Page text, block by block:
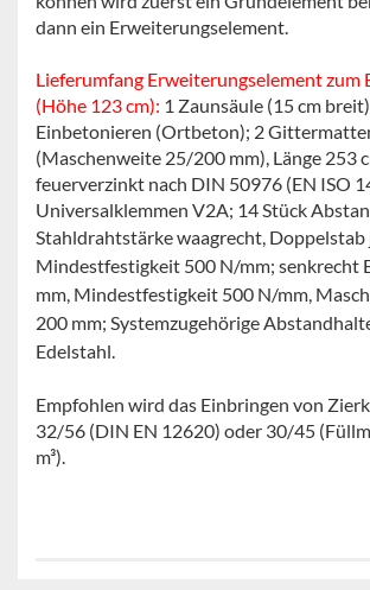
dann ein Erweiterungselement.
Lieferumfang Erweiterungselement zum
(Höhe 123 cm): 1 Zaunsäule (15 cm
Einbetonieren (Ortbeton); 2
(Maschenweite 25/200 mm), Länge 253
feuerverzinkt nach DIN 50976 (EN ISO
Universalklemmen V2A; 14 Stück
Stahldrahtstärke waagrecht, Doppelstab
Mindestfestigkeit 500 N/mm; senkrecht
mm, Mindestfestigkeit 500 N/mm,
200 mm; Systemzugehörige
Edelstahl.
Empfohlen wird das Einbringen von
32/56 (DIN EN 12620) oder 30/45
m³).